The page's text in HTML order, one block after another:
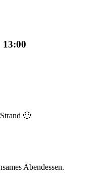
13:00
🙂
Abendessen.